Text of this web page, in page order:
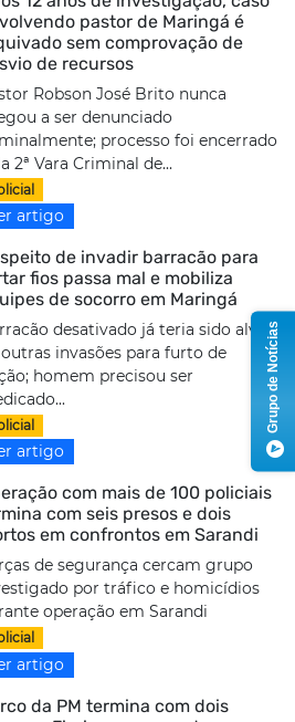
pastor de Maringá é
sem comprovação de
de recursos
Robson José Brito nunca
a ser denunciado
processo foi encerrado
2ª Vara Criminal de...
artigo
de invadir barracão para
fios passa mal e mobiliza
de socorro em Maringá
desativado já teria sido alvo
invasões para furto de
homem precisou ser
artigo
com mais de 100 policiais
com seis presos e dois
em confrontos em Sarandi
de segurança cercam grupo
por tráfico e homicídios
operação em Sarandi
artigo
da PM termina com dois
Grupo de Notícias